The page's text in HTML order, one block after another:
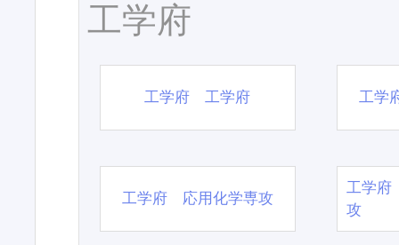
工学府
工学府 工学府 工学
工学府 応用化学専攻
工学府
攻